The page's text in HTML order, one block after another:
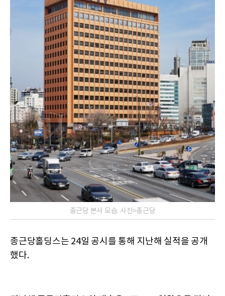
종근당 본사 모습. 사진=종근당
종근당홀딩스는 24일 공시를 통해 지난해 실적을 공개
했다.